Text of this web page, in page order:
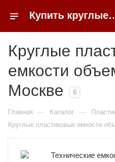
Купить круглые пластиковые
Круглые
емкости
Москве
6
Главная — Каталог —
Круглые пластиковые емкости
Технические